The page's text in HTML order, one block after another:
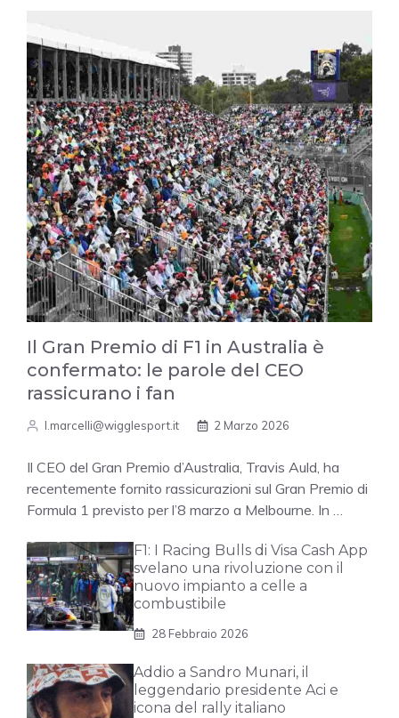
Il Gran Premio di F1 in Australia è
confermato: le parole del CEO
rassicurano i fan
l.marcelli@wigglesport.it 2 Marzo 2026
Il CEO del Gran Premio d’Australia, Travis Auld, ha
recentemente fornito rassicurazioni sul Gran Premio di
Formula 1 previsto per l’8 marzo a Melbourne. In …
F1: I Racing Bulls di Visa Cash App
svelano una rivoluzione con il
nuovo impianto a celle a
combustibile
28 Febbraio 2026
Addio a Sandro Munari, il
leggendario presidente Aci e
icona del rally italiano